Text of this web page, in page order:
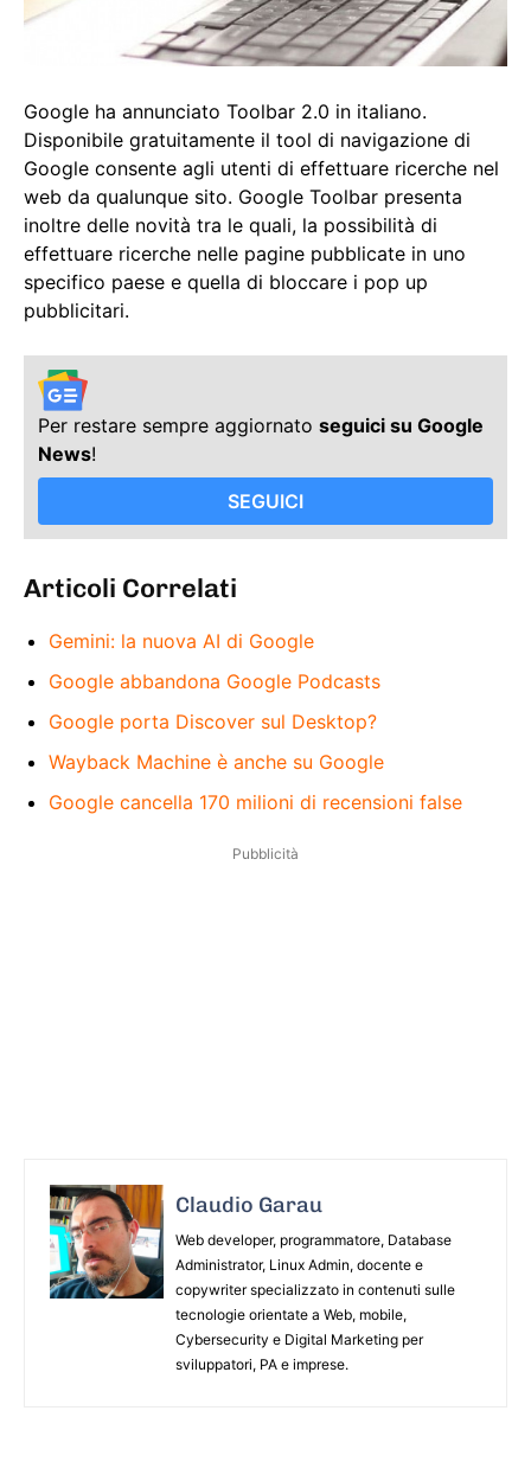
Google ha annunciato Toolbar 2.0 in italiano.
Disponibile gratuitamente il tool di navigazione di
Google consente agli utenti di effettuare ricerche nel
web da qualunque sito. Google Toolbar presenta
inoltre delle novità tra le quali, la possibilità di
effettuare ricerche nelle pagine pubblicate in uno
specifico paese e quella di bloccare i pop up
pubblicitari.
Per restare sempre aggiornato seguici su Google
News!
SEGUICI
Articoli Correlati
Gemini: la nuova AI di Google
Google abbandona Google Podcasts
Google porta Discover sul Desktop?
Wayback Machine è anche su Google
Google cancella 170 milioni di recensioni false
Pubblicità
Claudio Garau
Web developer, programmatore, Database
Administrator, Linux Admin, docente e
copywriter specializzato in contenuti sulle
tecnologie orientate a Web, mobile,
Cybersecurity e Digital Marketing per
sviluppatori, PA e imprese.